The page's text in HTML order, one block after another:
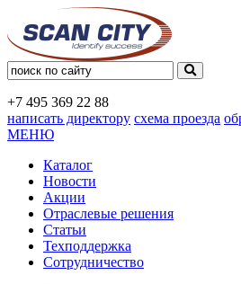
+7 495 369 22 88
написать директору схема проезда
МЕНЮ
Каталог
Новости
Акции
Отраслевые решения
Статьи
Техподдержка
Сотрудничество